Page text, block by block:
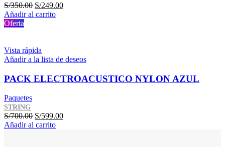
S/350.00 El
precio
S/249.00El
Añadir al carrito
Oferta
Vista rápida
Añadir a la lista de deseos
PACK ELECTROACUSTICO NYLON AZUL
Paquetes
STRING
S/700.00 El
precio
S/599.00El
Añadir al carrito